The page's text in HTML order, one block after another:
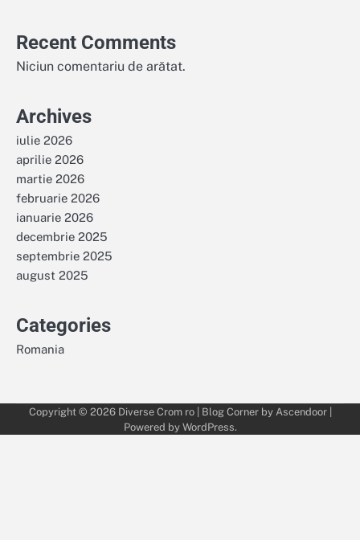
Recent Comments
Niciun comentariu de arătat.
Archives
iulie 2026
aprilie 2026
martie 2026
februarie 2026
ianuarie 2026
decembrie 2025
septembrie 2025
august 2025
Categories
Romania
Copyright © 2026 Diverse Crom ro| Blog Corner by Ascendoor|
Powered by WordPress.